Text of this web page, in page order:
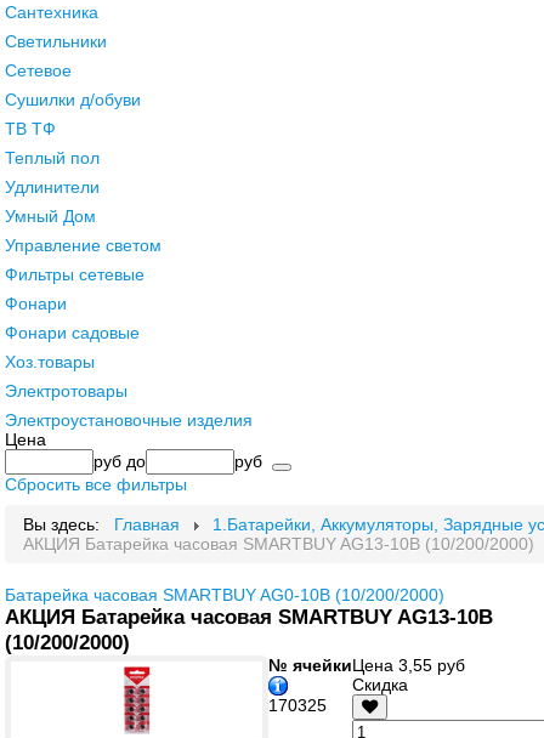
Сантехника
Светильники
Сетевое
Сушилки д/обуви
ТВ ТФ
Теплый пол
Удлинители
Умный Дом
Управление светом
Фильтры сетевые
Фонари
Фонари садовые
Хоз.товары
Электротовары
Электроустановочные изделия
Цена
руб до
руб
Сбросить все фильтры
Вы здесь: Главная
1.Батарейки, Аккумуляторы, Зарядные
АКЦИЯ Батарейка часовая SMARTBUY AG13-10B (10/200/2000)
Батарейка часовая SMARTBUY AG0-10B (10/200/2000)
АКЦИЯ Батарейка часовая SMARTBUY AG13-10B
(10/200/2000)
Цена 3,55 руб
Скидка
№ ячейки
170325